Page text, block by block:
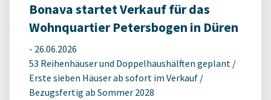
Bonava startet Verkauf für das
Wohnquartier Petersbogen in Düren
- 26.06.2026
53 Reihenhäuser und Doppelhaushälften geplant /
Erste sieben Häuser ab sofort im Verkauf /
Bezugsfertig ab Sommer 2028